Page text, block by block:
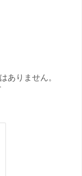
ありません。